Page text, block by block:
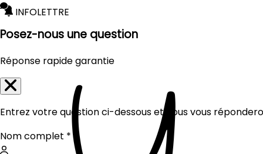
INFOLETTRE
Posez-nous une question
Réponse rapide garantie
Entrez votre question ci-dessous et nous vous
Nom complet *